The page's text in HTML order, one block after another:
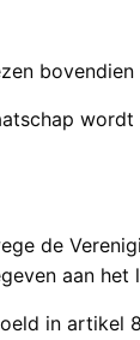
wordt
de
aan het
in